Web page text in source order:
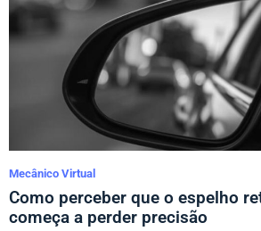
Mecânico Virtual
Como perceber que o espelho
começa a perder precisão